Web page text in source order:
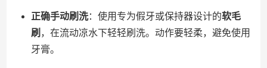
正确手动刷洗：使用专为假牙或保持器设计的软毛
刷 ，在流动凉水下轻轻刷洗。动作要轻柔，避免使用
牙膏。